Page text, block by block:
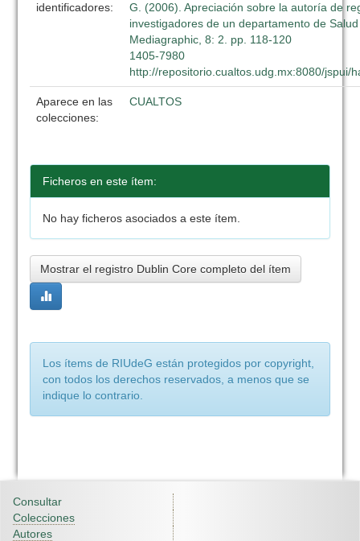
identificadores:
G. (2006). Apreciación sobre la autoría de
investigadores de un departamento de
Mediagraphic, 8: 2. pp. 118-120
1405-7980
http://repositorio.cualtos.udg.mx:8080/jspui/
Aparece en las
colecciones:
CUALTOS
Ficheros en este ítem:
No hay ficheros asociados a este ítem.
Mostrar el registro Dublin Core completo del ítem
Los ítems de RIUdeG están protegidos por copyright,
con todos los derechos reservados, a menos que se
indique lo contrario.
Consultar
Colecciones
Autores